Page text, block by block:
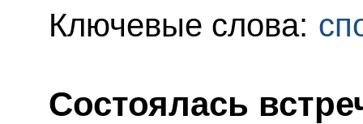
Ключевые слова:
Состоялась